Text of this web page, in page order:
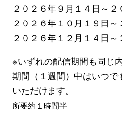
２０２６年９月１４日～２
２０２６年１０月１９日～
２０２６年１２月１４日～
※いずれの配信期間も同じ
期間（１週間）中はいつ
いただけます。
所要約１時間半